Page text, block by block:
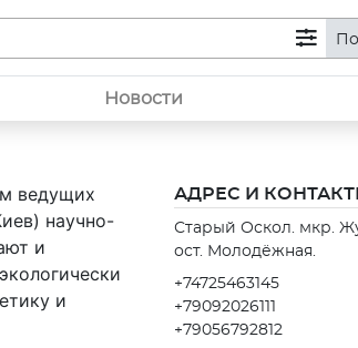
Новости
ведущих
научно-
и
и
АДРЕС И
Старый Оскол. мкр.
ост. Молодёжная.
+74725463145
+79092026111
+79056792812